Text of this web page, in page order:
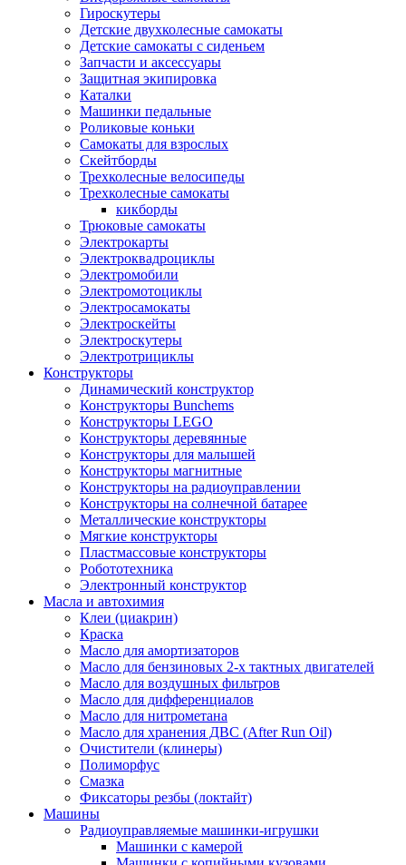
Гироскутеры
Детские двухколесные самокаты
Детские самокаты с сиденьем
Запчасти и аксессуары
Защитная экипировка
Каталки
Машинки педальные
Роликовые коньки
Самокаты для взрослых
Скейтборды
Трехколесные велосипеды
Трехколесные самокаты
кикборды
Трюковые самокаты
Электрокарты
Электроквадроциклы
Электромобили
Электромотоциклы
Электросамокаты
Электроскейты
Электроскутеры
Электротрициклы
Конструкторы
Динамический конструктор
Конструкторы Bunchems
Конструкторы LEGO
Конструкторы деревянные
Конструкторы для малышей
Конструкторы магнитные
Конструкторы на радиоуправлении
Конструкторы на солнечной батарее
Металлические конструкторы
Мягкие конструкторы
Пластмассовые конструкторы
Робототехника
Электронный конструктор
Масла и автохимия
Клеи (циакрин)
Краска
Масло для амортизаторов
Масло для бензиновых 2-х тактных двигателей
Масло для воздушных фильтров
Масло для дифференциалов
Масло для нитрометана
Масло для хранения ДВС (After Run Oil)
Очистители (клинеры)
Полиморфус
Смазка
Фиксаторы резбы (локтайт)
Машины
Радиоуправляемые машинки-игрушки
Машинки с камерой